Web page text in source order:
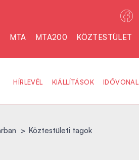
MTA MTA200 KÖZTESTÜLET
HÍRLEVÉL KIÁLLÍTÁSOK IDŐVONAL
Köztestületi tagok